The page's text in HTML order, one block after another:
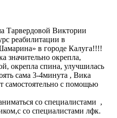
Тарвердовой Виктории
реабилитации в
в городе Калуга!!!!
значительно окрепла,
окрепла спина, улучшилась
сама 3-4минута , Вика
самостоятельно с помощью
со специалистами ​ ,
со специалистами лфк.